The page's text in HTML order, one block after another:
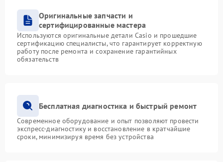
Оригинальные запчасти и
сертифицированные мастера
Используются оригинальные детали Casio и прошедшие
сертификацию специалисты, что гарантирует корректную
работу после ремонта и сохранение гарантийных
обязательств
Бесплатная диагностика и быстрый ремонт
Современное оборудование и опыт позволяют провести
экспресс-диагностику и восстановление в кратчайшие
сроки, минимизируя время без устройства